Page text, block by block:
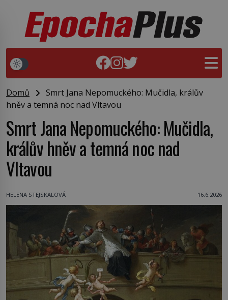
Domů
Smrt Jana Nepomuckého: Mučidla, králův
hněv a temná noc nad Vltavou
Smrt Jana Nepomuckého: Mučidla,
králův hněv a temná noc nad
Vltavou
HELENA STEJSKALOVÁ 16.6.2026